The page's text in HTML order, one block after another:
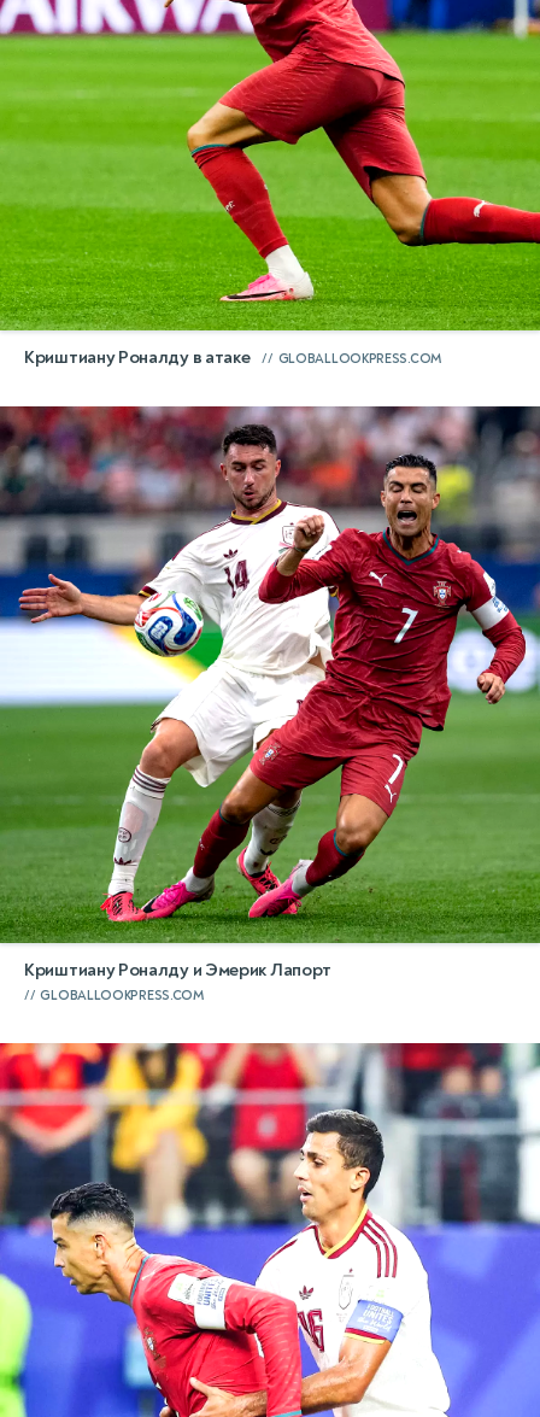
Криштиану Роналду в атаке GLOBALLOOKPRESS.COM
Криштиану Роналду и Эмерик Лапорт
GLOBALLOOKPRESS.COM